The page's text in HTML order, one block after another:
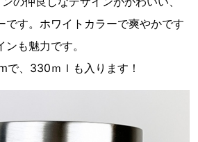
です。ホワイトカラーで爽やかです
も魅力です。
、330ｍｌも入ります！